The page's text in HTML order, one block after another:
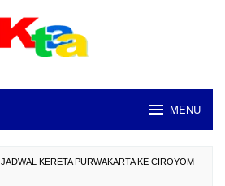
MENU
JADWAL KERETA PURWAKARTA KE CIROYOM